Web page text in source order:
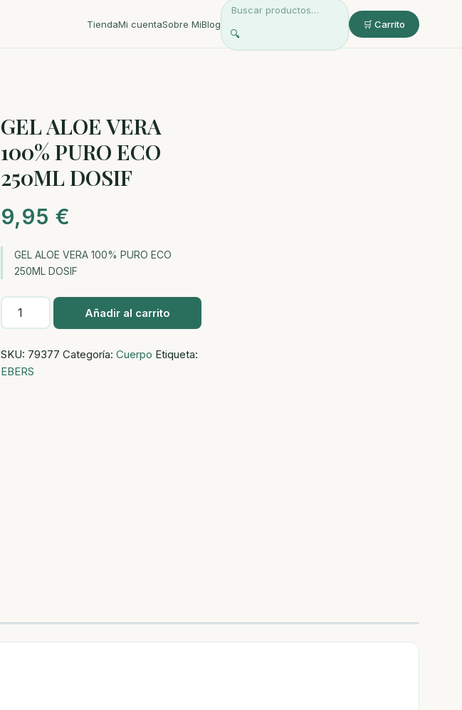
TiendaMi cuentaSobre MiBlog
🔍
🛒 Carrito
GEL ALOE VERA
100% PURO ECO
250ML DOSIF
9,95 €
GEL ALOE VERA 100% PURO ECO
250ML DOSIF
GEL
ALOE
100%
PURO
Añadir al carrito
SKU: 79377 Categoría: Cuerpo Etiqueta:
EBERS